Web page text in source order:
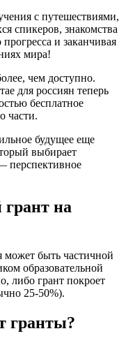
с путешествиями,
спикеров, знакомства
и заканчивая
мира!
чем доступно.
для россиян теперь
бесплатное
части.
будущее еще
выбирает
перспективное
грант на
может быть частичной
образовательной
либо грант покроет
25-50%).
гранты?